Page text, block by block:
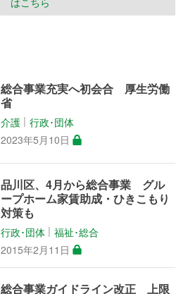
総合事業充実へ初会合 厚生労働
省
介護 │行政･団体
2023年5月10日
品川区、4月から総合事業 グル
ープホーム家賃助成・ひきこもり
対策も
行政･団体 │福祉･総合
2015年2月11日
総合事業ガイドライン改正 上限